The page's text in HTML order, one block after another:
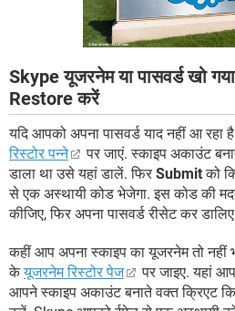
Skype यूजरनेम या पासवर्ड खो
Restore करें
यदि आपको अपना पासवर्ड याद नहीं आ
रिस्टोर पन्ने
पर जाएं. स्काइप अकाउंट
डाला था उसे यहां डालें. फिर Submitको
से एक अस्थायी कोड भेजेगा. इस कोड की
कीजिए, फिर अपना पासवर्ड रीसेट कर
कहीं आप अपना स्काइप का यूजरनेम तो नहीं
केयूजरनेम रिस्टोर पेज
पर जाइए. यहां
आपने स्काइप अकाउंट बनाते वक्त क्रिएट